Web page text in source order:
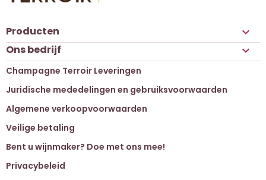
Producten 
Ons bedrijf 
Champagne Terroir Leveringen
Juridische mededelingen en gebruiksvoorwaarden
Algemene verkoopvoorwaarden
Veilige betaling
Bent u wijnmaker? Doe met ons mee!
Privacybeleid